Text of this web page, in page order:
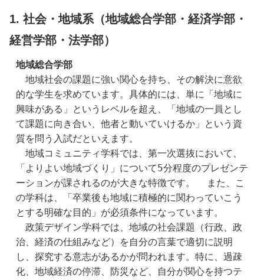
1. 社会・地域系（地域総合学部・経済学部・
経営学部・法学部）
地域総合学部
地域社会の課題に強い関心を持ち、その解決に意欲
的な学生を求めています。具体的には、単に「地域に
興味がある」というレベルを超え、「地域の一員とし
て課題に向き合い、他者と動いていけるか」という資
質を問う入試だといえます。
地域コミュニティ学科では、第一次選抜において、
「よりよい地域づくり」について5分程度のプレゼンテ
ーションが課されるのが大きな特徴です。  また、こ
の学科は、「卒業後も地域に積極的に関わっていこう
とする明確な目的」が必須条件になっています。
政策デザイン学科では、地域の社会課題（行政、政
治、経済の仕組みなど）を自分の言葉で適切に説明
し、探究する意志があるかが問われます。特に、過疎
化、地域経済の停滞、防災など、自分が関心を持つテ